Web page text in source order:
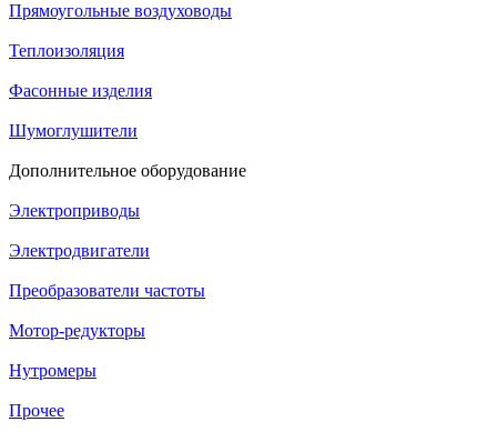
Прямоугольные воздуховоды
Теплоизоляция
Фасонные изделия
Шумоглушители
Дополнительное оборудование
Электроприводы
Электродвигатели
Преобразователи частоты
Мотор-редукторы
Нутромеры
Прочее